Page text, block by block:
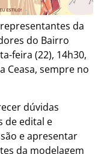
da
do Bairro
feira (22), 14h30,
Ceasa, sempre no
dúvidas
de edital e
e apresentar
da modelagem